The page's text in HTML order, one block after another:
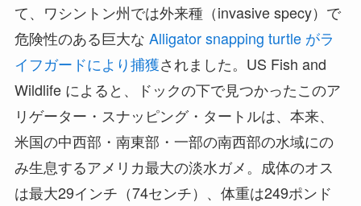
て、ワシントン州では外来種（invasive specy）で
危険性のある巨大な Alligator snapping turtle がラ
イフガードにより捕獲されました。US Fish and
Wildlife によると、ドックの下で見つかったこのア
リゲーター・スナッピング・タートルは、本来、
米国の中西部・南東部・一部の南西部の水域にの
み生息するアメリカ最大の淡水ガメ。成体のオス
は最大29インチ（74センチ）、体重は249ポンド